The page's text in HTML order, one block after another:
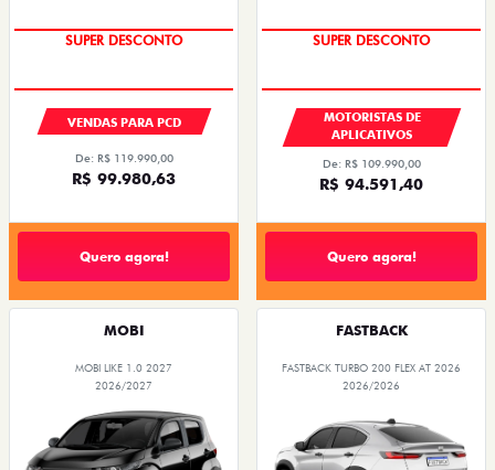
SUPER DESCONTO
VENDAS PARA PCD
De: R$ 119.990,00
R$ 99.980,63
Quero agora!
SUPER DESCONTO
MOTORISTAS DE
APLICATIVOS
De: R$ 109.990,00
R$ 94.591,40
Quero agora!
MOBI
MOBI LIKE 1.0 2027
2026/2027
FASTBACK
FASTBACK TURBO 200 FLEX AT 2026
2026/2026